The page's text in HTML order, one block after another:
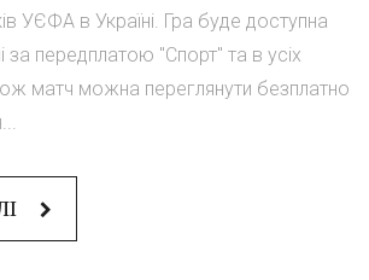
УЄФА в Україні. Гра буде доступна
передплатою "Спорт" та в усіх
матч можна переглянути безплатно